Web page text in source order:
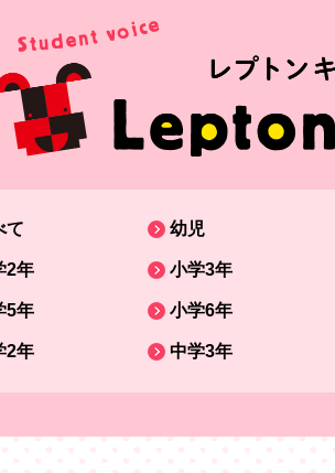
て 幼児
2年 小学3年
5年 小学6年
2年 中学3年